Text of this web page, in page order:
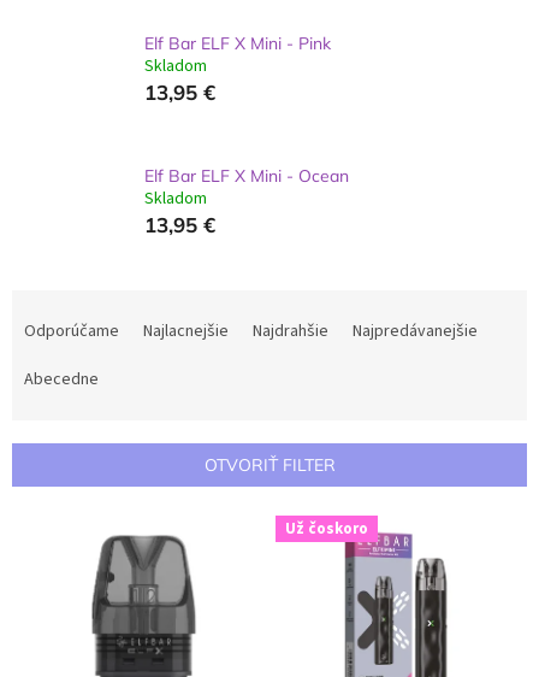
Elf Bar ELF X Mini - Pink
Skladom
13,95 €
Elf Bar ELF X Mini - Ocean
Skladom
13,95 €
a
p
Odporúčame Najlacnejšie Najdrahšie
Najpredávanejšie
Abecedne
OTVORIŤ FILTER
Už čoskoro